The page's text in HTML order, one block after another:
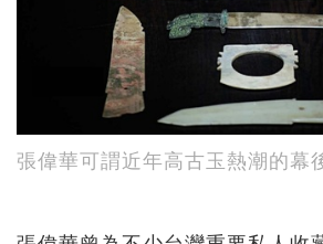
張偉華可謂近年高古玉熱潮的幕